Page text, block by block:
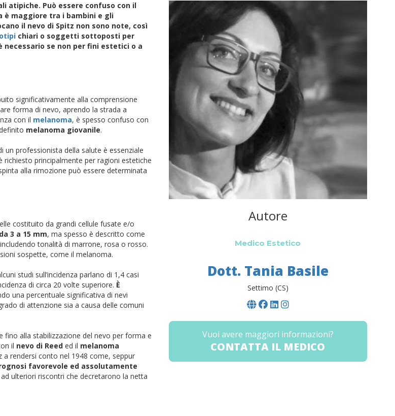
atipiche. Può essere confuso con il
è maggiore tra i bambini e gli
il nevo di Spitz non sono note, così
chiari o soggetti sottoposti per
se non per fini estetici o a
significativamente alla comprensione
forma di nevo, aprendo la strada a
con il melanoma, è spesso confuso con
melanoma giovanile.
un professionista della salute è essenziale
principalmente per ragioni estetiche
alla rimozione può essere determinata
costituito da grandi cellule fusate e/o
3 a 15 mm, ma spesso è descritto come
tonalità di marrone, rosa o rosso.
sospette, come il melanoma.
studi sull’incidenza parlano di 1,4 casi
di circa 20 volte superiore. È
una percentuale significativa di nevi
di attenzione sia a causa delle comuni
alla stabilizzazione del nevo per forma e
il nevo di Reed ed il melanoma
rendersi conto nel 1948 come, seppur
favorevole ed assolutamente
ulteriori riscontri che decretarono la netta
Autore
Medico Estetico
Dott. Tania Basile
Settimo (CS)
Vuoi avere maggiori informazioni?
CONTATTA IL MEDICO